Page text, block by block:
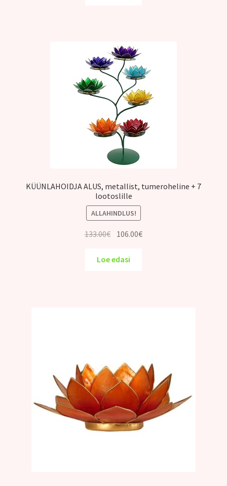
KÜÜNLAHOIDJA ALUS, metallist, tumeroheline + 7
lootoslille
ALLAHINDLUS!
133.00€ Algne
oli:
106.00€Praegune
Loe edasi